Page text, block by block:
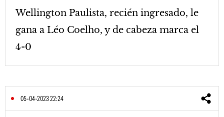
Wellington Paulista, recién ingresado, le
gana a Léo Coelho, y de cabeza marca el
4-0
05-04-2023 22:24